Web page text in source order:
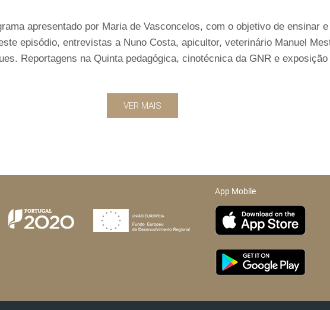
apresentado por Maria de Vasconcelos, com o objetivo de ensinar
episódio, entrevistas a Nuno Costa, apicultor, veterinário Manuel
Reportagens na Quinta pedagógica, cinotécnica da GNR e
VER MAIS
App Mobile